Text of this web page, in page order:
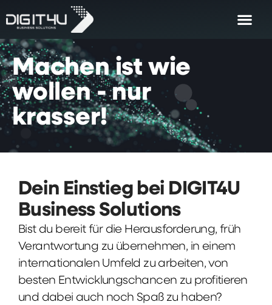
Machen ist wie
wollen - nur
krasser!
Dein Einstieg bei DIGIT4U
Business Solutions
Bist du bereit für die Herausforderung, früh
Verantwortung zu übernehmen, in einem
internationalen Umfeld zu arbeiten, von
besten Entwicklungschancen zu profitieren
und dabei auch noch Spaß zu haben?